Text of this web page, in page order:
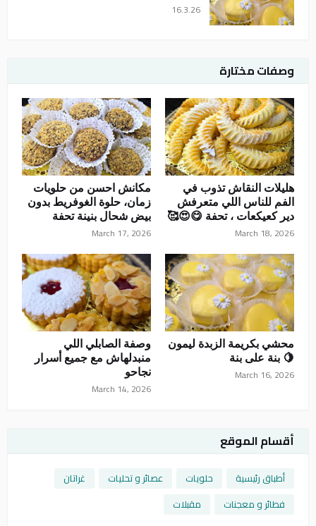
16.3.26
وصفات مختارة
هليلات النقاش تذوب في
الفم للناس اللي متعرفش
دير كعيكعات ، تحفة 😋😍🥰
March 18, 2026
مكانش احسن من حلويات
زمان، حلوة الغوفريط بدون
بيض شحال بنينة تحفة
March 17, 2026
محشي بكريمة الزبدة ليمون
🍋 بنة على بنة
March 16, 2026
وصفة الصابلي اللي
منبدلهاش مع جميع أسرار
نجاحو
March 14, 2026
أقسام الموقع
أطباق رئيسية حلويات عصائر و تحليات
غراتان
فطائر و معجنات
مقبلات